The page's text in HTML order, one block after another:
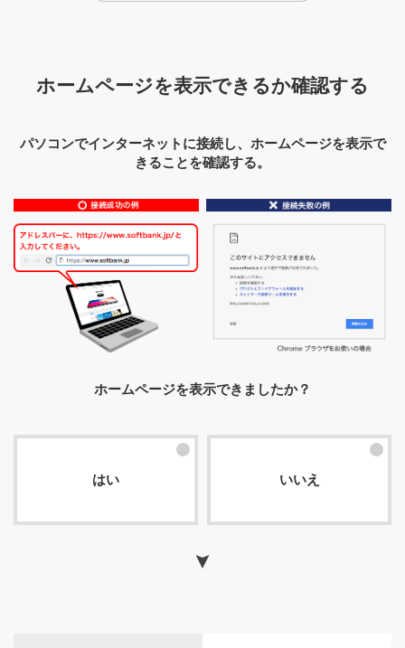
ホームページを表示できるか確認する
パソコンでインターネットに接続し、ホームページを表示で
きることを確認する。
ホームページを表示できましたか？
はい いいえ